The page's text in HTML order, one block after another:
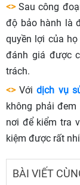
<>Sau công
độ bảo hành là
quyền lợi của
đánh giá được
trách.
<>Vớidịch vụ
không phải
nơi để kiểm tra
kiệm được rất
BÀI VIẾT